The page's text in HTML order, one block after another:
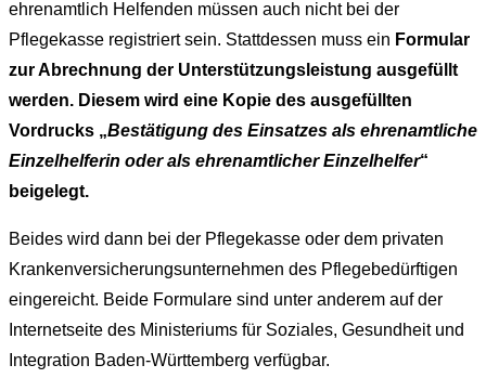
ehrenamtlich Helfenden müssen auch nicht bei der
Pflegekasse registriert sein. Stattdessen muss ein Formular
zur Abrechnung der Unterstützungsleistung ausgefüllt
werden. Diesem wird eine Kopie des ausgefüllten
Vordrucks „Bestätigung des Einsatzes als ehrenamtliche
Einzelhelferin oder als ehrenamtlicher Einzelhelfer“
beigelegt.
Beides wird dann bei der Pflegekasse oder dem privaten
Krankenversicherungsunternehmen des Pflegebedürftigen
eingereicht. Beide Formulare sind unter anderem auf der
Internetseite des Ministeriums für Soziales, Gesundheit und
Integration Baden-Württemberg verfügbar.